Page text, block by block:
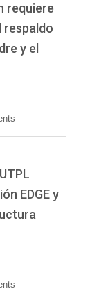
requiere
respaldo
y el
EDGE y